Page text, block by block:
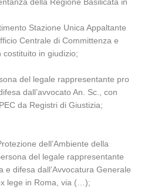
Stazione Unica Appaltante
Centrale di Committenza e
costituito in giudizio;
del legale rappresentante pro
dall’avvocato An. Sc., con
da Registri di Giustizia;
dell’Ambiente della
del legale rappresentante
e difesa dall’Avvocatura Generale
lege in Roma, via (…);